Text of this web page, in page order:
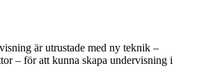
är utrustade med ny teknik –
– för att kunna skapa undervisning i